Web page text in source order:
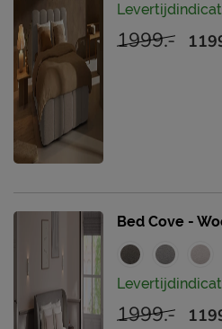
1999.-
Bed Cove -
1999.-